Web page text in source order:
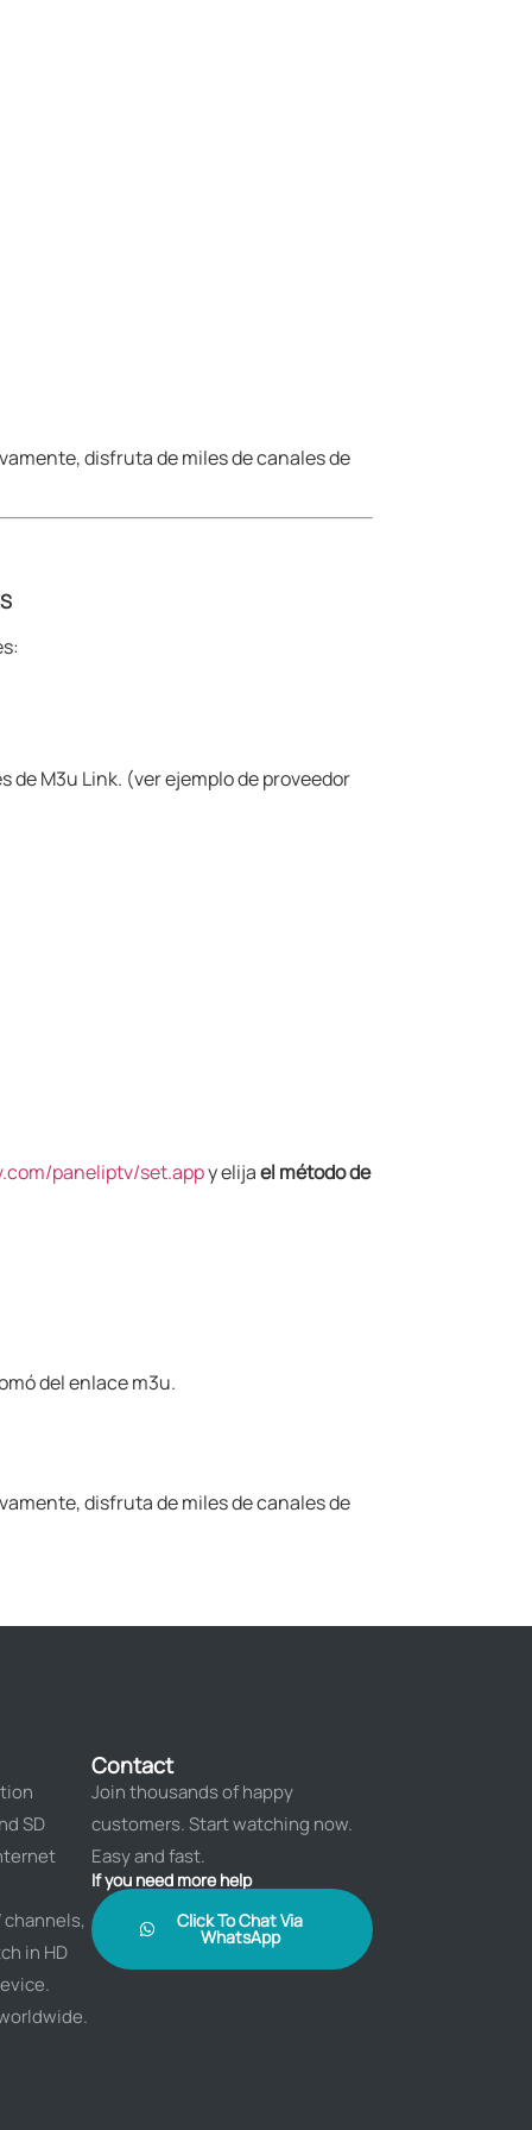
disfruta de miles de canales de
de M3u Link. (ver ejemplo de proveedor
paneliptv/set.appy elijael método de
del enlace m3u.
disfruta de miles de canales de
SD
in HD
Contact
Join thousands of happy
customers. Start watching now.
Easy and fast.
If you need more help
Click To Chat Via
WhatsApp